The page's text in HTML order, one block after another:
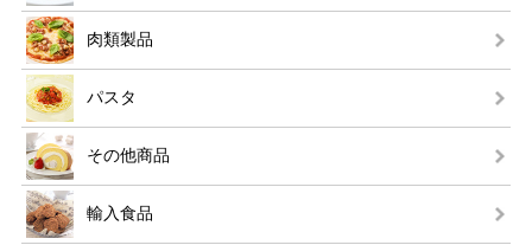
肉類製品
パスタ
その他商品
輸入食品